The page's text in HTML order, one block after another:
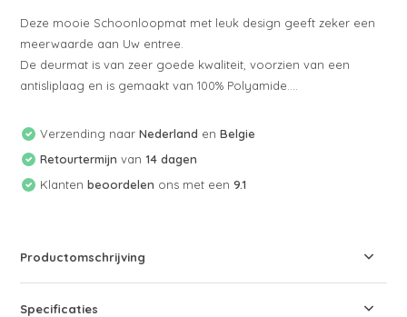
Deze mooie Schoonloopmat met leuk design geeft zeker een
meerwaarde aan Uw entree.
De deurmat is van zeer goede kwaliteit, voorzien van een
antisliplaag en is gemaakt van 100% Polyamide....
Verzending naarNederland enBelgie
Retourtermijn van 14 dagen
Klantenbeoordelen ons met een9.1
Productomschrijving
Specificaties